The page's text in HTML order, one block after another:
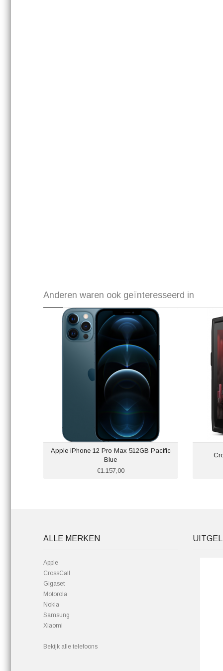
Anderen waren ook geïnteresseerd in
Apple iPhone 12 Pro Max 512GB Pacific
Blue
€1.157,00
ALLE MERKEN
Apple
CrossCall
Gigaset
Motorola
Nokia
Samsung
Xiaomi
Bekijk alle telefoons